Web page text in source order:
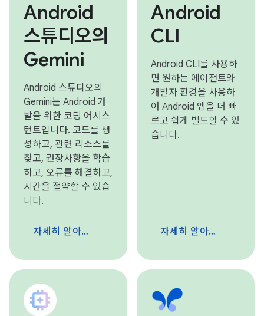
Android
스튜디오의
Gemini
Android 스튜디오의
Gemini는 Android 개
발을 위한 코딩 어시스
턴트입니다. 코드를 생
성하고, 관련 리소스를
찾고, 권장사항을 학습
하고, 오류를 해결하고,
시간을 절약할 수 있습
니다.
자세히 알아보기
Android
CLI
Android CLI를 사용하
면 원하는 에이전트와
개발자 환경을 사용하
여 Android 앱을 더 빠
르고 쉽게 빌드할 수 있
습니다.
자세히 알아보기